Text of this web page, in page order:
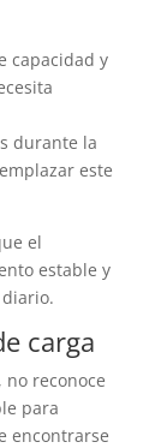
capacidad y
durante la
este
el
estable y
carga
reconoce
para
encontrarse